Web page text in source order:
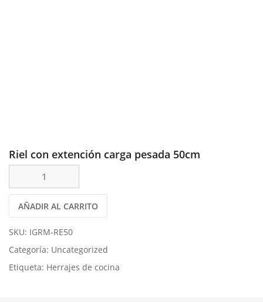
Riel con extención carga pesada 50cm
AÑADIR AL CARRITO
SKU: IGRM-RE50
Categoría: Uncategorized
Etiqueta: Herrajes de cocina